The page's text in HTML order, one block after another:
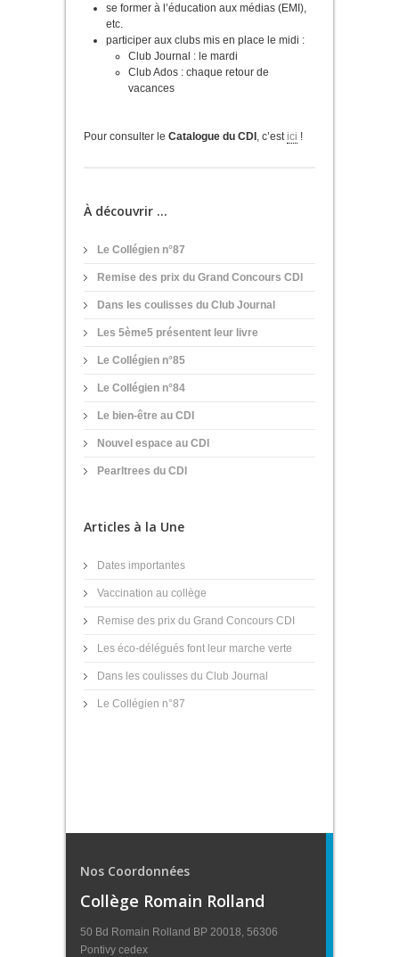
se former à l’éducation aux médias (EMI),
etc.
participer aux clubs mis en place le midi :
Club Journal : le mardi
Club Ados : chaque retour de
vacances
Pour consulter le Catalogue du CDI , c’est ici !
À découvrir ...
Le Collégien n°87
Remise des prix du Grand Concours CDI
Dans les coulisses du Club Journal
Les 5ème5 présentent leur livre
Le Collégien n°85
Le Collégien n°84
Le bien-être au CDI
Nouvel espace au CDI
Pearltrees du CDI
Articles à la Une
Dates importantes
Vaccination au collège
Remise des prix du Grand Concours CDI
Les éco-délégués font leur marche verte
Dans les coulisses du Club Journal
Le Collégien n°87
Nos Coordonnées
Collège Romain Rolland
50 Bd Romain Rolland BP 20018, 56306
Pontivy cedex